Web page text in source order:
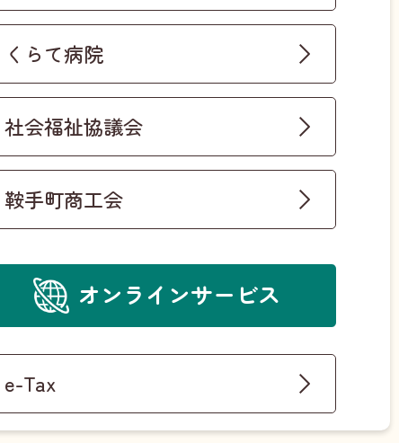
くらて病院
社会福祉協議会
鞍手町商工会
オンラインサービス
e-Tax